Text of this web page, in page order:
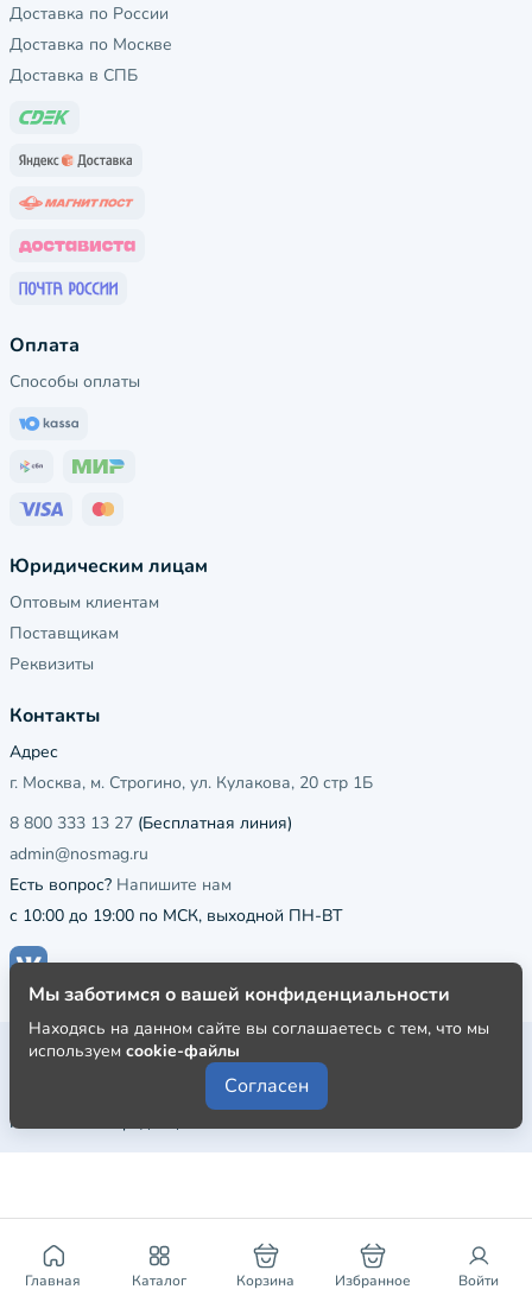
Главная Каталог Корзина Избранное Войти
Доставка по России
Доставка по Москве
Доставка в СПБ
Оплата
Способы оплаты
Юридическим лицам
Оптовым клиентам
Поставщикам
Реквизиты
Контакты
Адрес
г. Москва, м. Строгино, ул. Кулакова, 20 стр 1Б
8 800 333 13 27 (Бесплатная линия)
admin@nosmag.ru
Есть вопрос? Напишите нам
с 10:00 до 19:00 по МСК, выходной ПН-ВТ
Публичная оферта
Пользовательское соглашение
Политика конфиденциальности
Мы заботимся о вашей конфиденциальности
Находясь на данном сайте вы соглашаетесь с тем, что мы
используем cookie-файлы
Согласен